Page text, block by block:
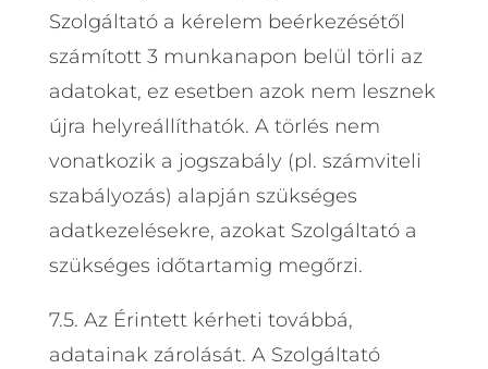
Szolgáltató a kérelem beérkezésétől
számított 3 munkanapon belül törli az
adatokat, ez esetben azok nem lesznek
újra helyreállíthatók. A törlés nem
vonatkozik a jogszabály (pl. számviteli
szabályozás) alapján szükséges
adatkezelésekre, azokat Szolgáltató a
szükséges időtartamig megőrzi.
7.5. Az Érintett kérheti továbbá,
adatainak zárolását. A Szolgáltató